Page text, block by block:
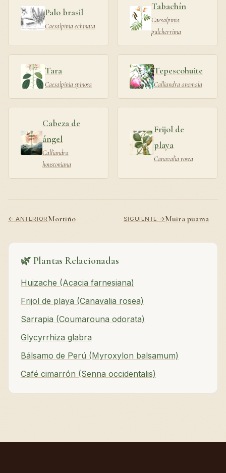
Palo brasil
Caesalpinia echinata
Tabachín
Caesalpinia
pulcherrima
Tara
Caesalpinia spinosa
Tepescohuite
Calliandra anomala
Cabeza de
ángel
Calliandra
houstoniana
Frijol de
playa
Canavalia rosea
← ANTERIORMortiño SIGUIENTE →Muira puama
🌿 Plantas Relacionadas
Huizache (Acacia farnesiana)
Frijol de playa (Canavalia rosea)
Sarrapia (Coumarouna odorata)
Glycyrrhiza glabra
Bálsamo de Perú (Myroxylon balsamum)
Café cimarrón (Senna occidentalis)